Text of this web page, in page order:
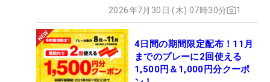
2026年7月30日 (木) 07時30分 1
4日間の期間限定配布！11月
までのプレーに2回使える
1,500円＆1,000円分クーポ